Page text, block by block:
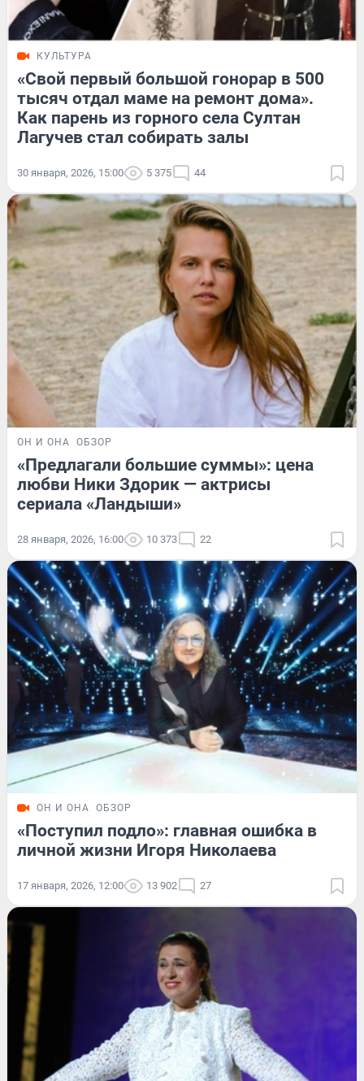
КУЛЬТУРА
«Свой первый большой гонорар в 500
тысяч отдал маме на ремонт дома».
Как парень из горного села Султан
Лагучев стал собирать залы
30 января, 2026, 15:00 5 375 44
ОН И ОНА ОБЗОР
«Предлагали большие суммы»: цена
любви Ники Здорик — актрисы
сериала «Ландыши»
28 января, 2026, 16:00 10 373 22
ОН И ОНА ОБЗОР
«Поступил подло»: главная ошибка в
личной жизни Игоря Николаева
17 января, 2026, 12:00 13 902 27